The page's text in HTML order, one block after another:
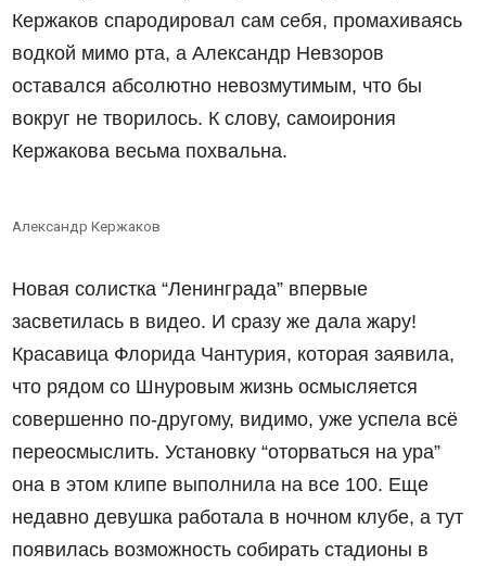
Кержаков спародировал сам себя, промахиваясь
водкой мимо рта, а Александр Невзоров
оставался абсолютно невозмутимым, что бы
вокруг не творилось. К слову, самоирония
Кержакова весьма похвальна.
Александр Кержаков
Новая солистка “Ленинграда” впервые
засветилась в видео. И сразу же дала жару!
Красавица Флорида Чантурия, которая заявила,
что рядом со Шнуровым жизнь осмысляется
совершенно по-другому, видимо, уже успела всё
переосмыслить. Установку “оторваться на ура”
она в этом клипе выполнила на все 100. Еще
недавно девушка работала в ночном клубе, а тут
появилась возможность собирать стадионы в